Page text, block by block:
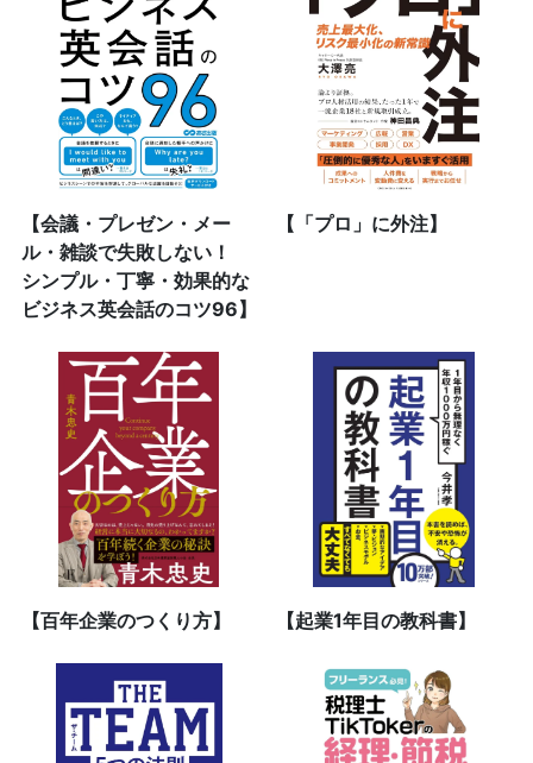
【会議・プレゼン・メー
ル・雑談で失敗しない！
シンプル・丁寧・効果的な
ビジネス英会話のコツ96】
【「プロ」に外注】
【百年企業のつくり方】 【起業1年目の教科書】